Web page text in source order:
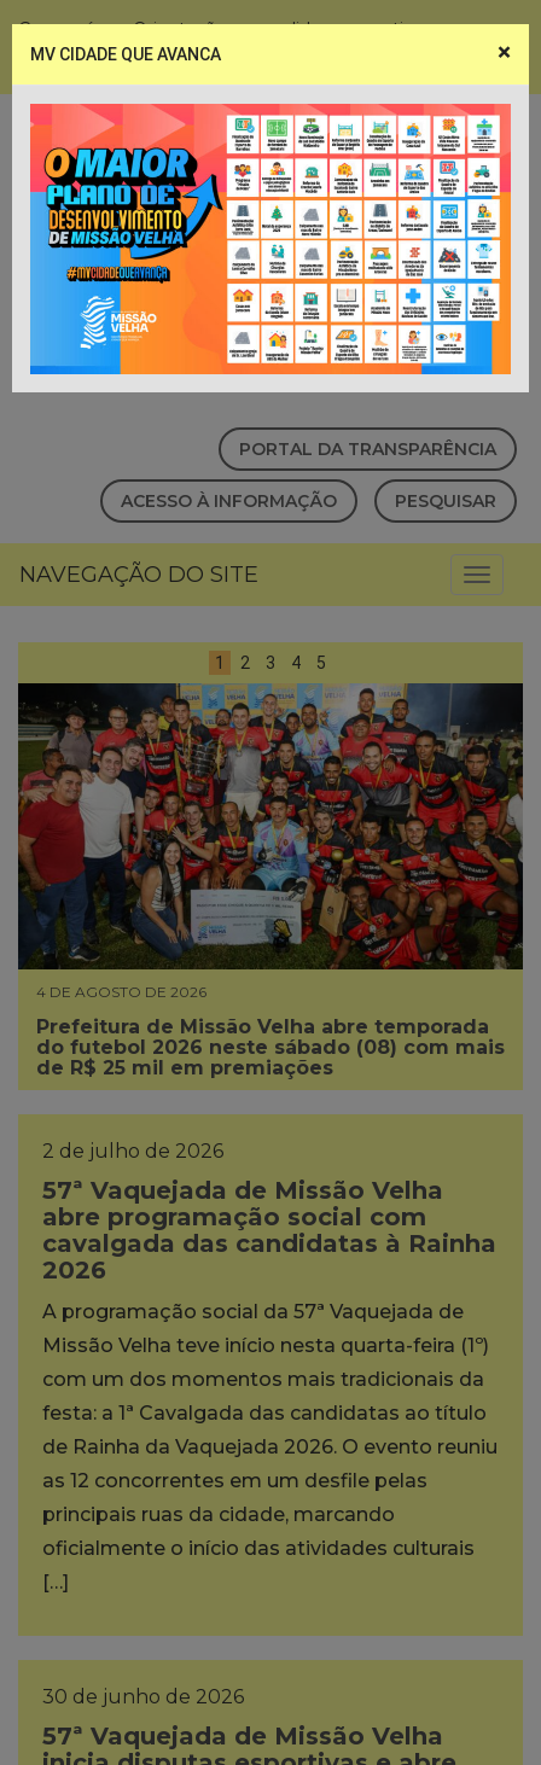
Coronavírus - Orientações e medidas preventivas
PORTAL DA TRANSPARÊNCIA
ACESSO À INFORMAÇÃO PESQUISAR
NAVEGAÇÃO DO SITE
1 2 3 4 5
4 DE AGOSTO DE 2026
Prefeitura de Missão Velha abre temporada
do futebol 2026 neste sábado (08) com mais
de R$ 25 mil em premiações
2 de julho de 2026
57ª Vaquejada de Missão Velha
abre programação social com
cavalgada das candidatas à Rainha
2026
A programação social da 57ª Vaquejada de
Missão Velha teve início nesta quarta-feira (1º)
com um dos momentos mais tradicionais da
festa: a 1ª Cavalgada das candidatas ao título
de Rainha da Vaquejada 2026. O evento reuniu
as 12 concorrentes em um desfile pelas
principais ruas da cidade, marcando
oficialmente o início das atividades culturais
[…]
30 de junho de 2026
57ª Vaquejada de Missão Velha
×
MV CIDADE QUE AVANCA